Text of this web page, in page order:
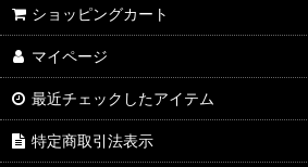
ショッピングカート
マイページ
最近チェックしたアイテム
特定商取引法表示